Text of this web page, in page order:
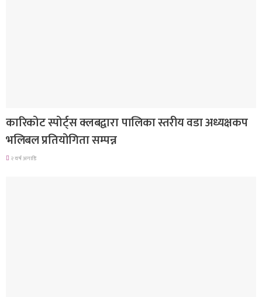
कारिकोट स्पोर्ट्स क्लबद्वारा पालिका स्तरीय वडा अध्यक्षकप
भलिबल प्रतियोगिता सम्पन्न
२ वर्ष अगाडि